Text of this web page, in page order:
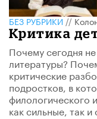
БЕЗ РУБРИКИ//
Критика
Почему сегодня
литературы?
критические
подростков, в
филологического
как сильные, так